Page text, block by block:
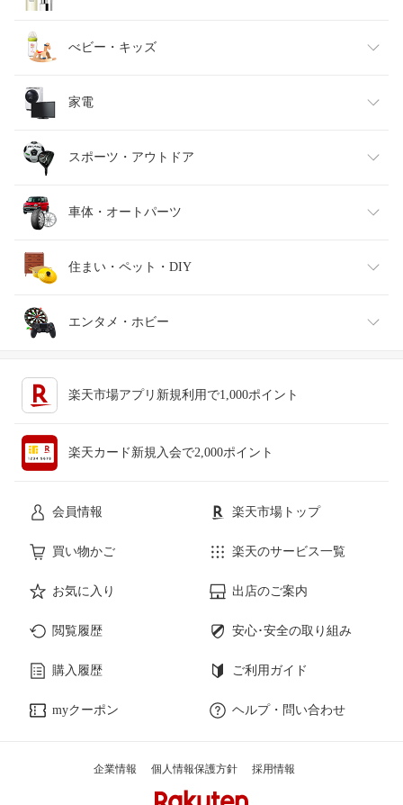
ベビーファッション
インナー・下着・ナイトウェア
バッグ・小物・ブランド雑貨
靴
腕時計
ジュエリー・アクセサリー
水・ソフトドリンク
ビール・洋酒
ワイン
日本酒・焼酎
ダイエット・健康
医薬品・コンタクト・介護
美容・コスメ・香水
べビー・キッズ
キッズ・ベビー・マタニティ
おもちゃ
家電
家電
TV・オーディオ・カメラ
スマートフォン・タブレット
パソコン・周辺機器
スポーツ・アウトドア
スポーツ・アウトドア
ゴルフ
車体・オートパーツ
車用品・バイク用品
車・バイク
住まい・ペット・DIY
インテリア・寝具・収納
エンタメ・ホビー
本・雑誌・コミック
楽天市場アプリ新規利用で1,000ポイント
楽天カード新規入会で2,000ポイント
会員情報 楽天市場トップ
買い物かご 楽天のサービス一覧
お気に入り 出店のご案内
閲覧履歴 安心･安全の取り組み
購入履歴 ご利用ガイド
myクーポン ヘルプ・問い合わせ
企業情報 個人情報保護方針 採用情報